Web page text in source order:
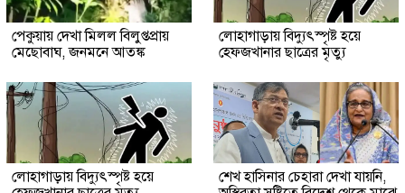
পেকুয়ায় দেখা মিলল বিলুপ্তপ্রায়
মেছোবাঘ, জনমনে আতঙ্ক
লোহাগাড়ায় বিদ্যুৎস্পৃষ্ট হয়ে
হেফজখানার ছাত্রের মৃত্যু
লোহাগাড়ায় বিদ্যুৎস্পৃষ্ট হয়ে
শেখ হাসিনার চেহারা দেখা যায়নি,